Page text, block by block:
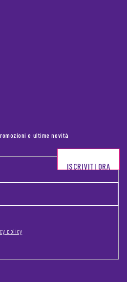
e ultime novità
policy
ISCRIVITI ORA